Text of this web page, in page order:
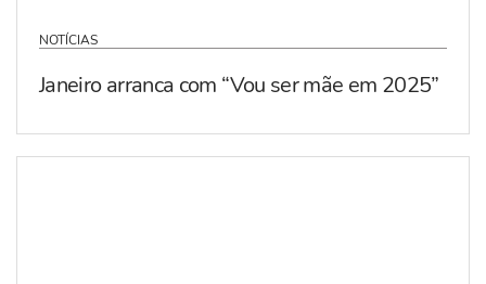
NOTÍCIAS
Janeiro arranca com “Vou ser mãe em 2025”